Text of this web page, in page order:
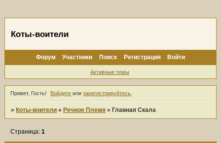
Коты-воители
Форум Участники Поиск Регистрация Войти
Активные темы
Привет, Гость! Войдите илизарегистрируйтесь
» Коты-воители » Речное Племя » Главная Скала
Страница:1